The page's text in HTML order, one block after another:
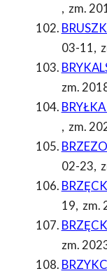
, zm.
03-11,
zm.
, zm.
02-23,
19, zm.
zm.